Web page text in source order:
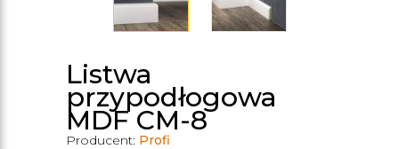
Listwa
przypodłogowa
MDF CM-8
Producent: Profi